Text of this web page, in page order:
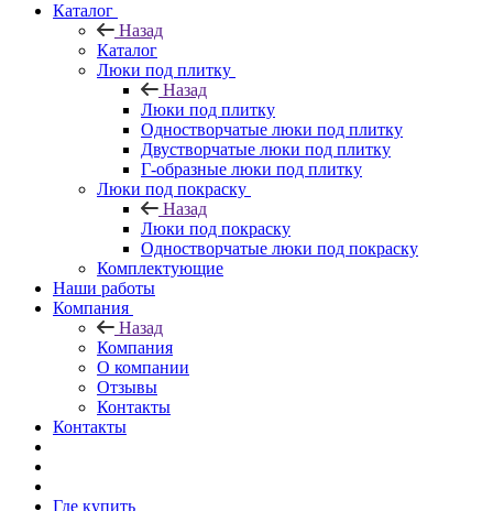
Каталог
Назад
Каталог
Люки под плитку
Назад
Люки под плитку
Одностворчатые люки под плитку
Двустворчатые люки под плитку
Г-образные люки под плитку
Люки под покраску
Назад
Люки под покраску
Одностворчатые люки под покраску
Комплектующие
Наши работы
Компания
Назад
Компания
О компании
Отзывы
Контакты
Контакты
Где купить